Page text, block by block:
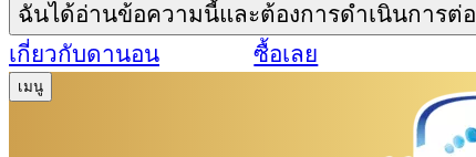
ฉันได้อ่านข้อความนี้และต้องการดำเนินการต่อ
เกี่ยวกับดานอน
ซื้อเลย
เมนู